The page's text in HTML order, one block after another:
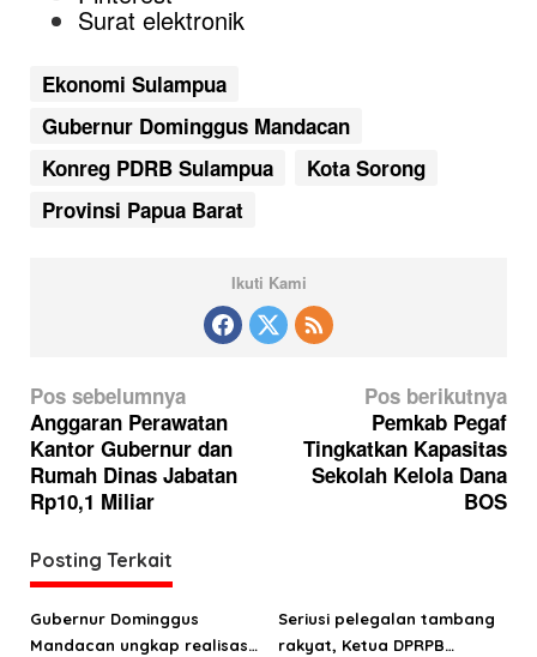
Surat elektronik
Ekonomi Sulampua
Gubernur Dominggus Mandacan
Konreg PDRB Sulampua
Kota Sorong
Provinsi Papua Barat
Ikuti Kami
N
a
v
i
a
s
i
Pos sebelumnya
Anggaran Perawatan
Kantor Gubernur dan
Rumah Dinas Jabatan
Rp10,1 Miliar
Pos berikutnya
Pemkab Pegaf
Tingkatkan Kapasitas
Sekolah Kelola Dana
BOS
Posting Terkait
Gubernur Dominggus
Mandacan ungkap realisasi
Seriusi pelegalan tambang
rakyat, Ketua DPRPB